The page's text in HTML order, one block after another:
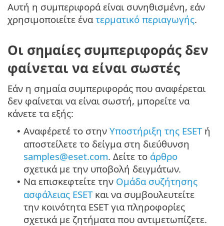
Αυτή η συμπεριφορά είναι συνηθισμένη, εάν
χρησιμοποιείτε ένατερματικό περιαγωγής.
Οι σημαίες συμπεριφοράς δεν
φαίνεται να είναι σωστές
Εάν η σημαία συμπεριφοράς που αναφέρεται
δεν φαίνεται να είναι σωστή, μπορείτε να
κάνετε τα εξής:
• Αναφέρετέ το στην Υποστήριξη της ESETή
αποστείλετε το δείγμα στη διεύθυνση
samples@eset.com. Δείτε το άρθρο
σχετικά με την υποβολή δειγμάτων.
• Να επισκεφτείτε την Ομάδα συζήτησης
ασφάλειας ESETκαι να συμβουλευτείτε
την κοινότητα ESET για πληροφορίες
σχετικά με ζητήματα που αντιμετωπίζετε.